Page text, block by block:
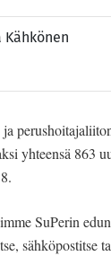
Kähkönen
yhteensä 863
SuPerin
sähköpostitse